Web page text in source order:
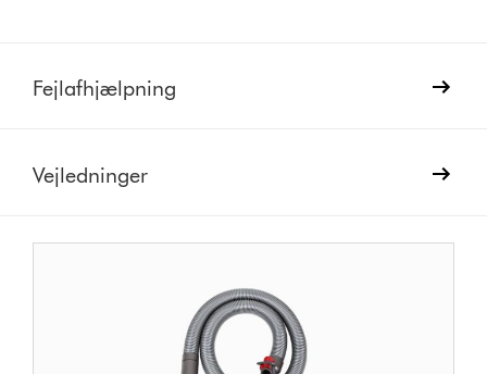
Fejlafhjælpning
Vejledninger